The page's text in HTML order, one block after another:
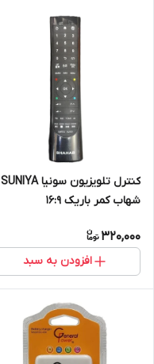
کنترل تلویزیون سونیا SUNIYA
شهاب کمر باریک 16:9
320,000
افزودن به سبد